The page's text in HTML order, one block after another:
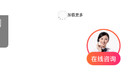
加载更多